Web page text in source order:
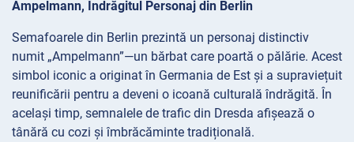
Ampelmann, Îndrăgitul Personaj din Berlin
Semafoarele din Berlin prezintă un personaj distinctiv
numit „Ampelmann”—un bărbat care poartă o pălărie. Acest
simbol iconic a originat în Germania de Est și a supraviețuit
reunificării pentru a deveni o icoană culturală îndrăgită. În
același timp, semnalele de trafic din Dresda afișează o
tânără cu cozi și îmbrăcăminte tradițională.